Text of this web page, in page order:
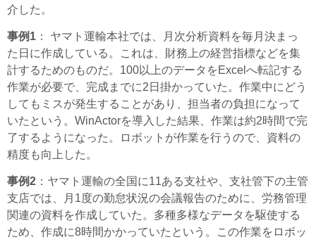
介した。
事例1 ： ヤマト運輸本社では、月次分析資料を毎月決まっ
た日に作成している。これは、財務上の経営指標などを集
計するためのものだ。100以上のデータをExcelへ転記する
作業が必要で、完成までに2日掛かっていた。作業中にどう
してもミスが発生することがあり、担当者の負担になって
いたという。WinActorを導入した結果、作業は約2時間で完
了するようになった。ロボットが作業を行うので、資料の
精度も向上した。
事例2 ：ヤマト運輸の全国に11ある支社や、支社管下の主管
支店では、月1度の勤怠状況の会議報告のために、労務管理
関連の資料を作成していた。多種多様なデータを駆使する
ため、作成に8時間かかっていたという。この作業をロボッ